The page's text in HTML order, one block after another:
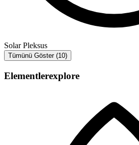
Solar Pleksus
Tümünü Göster (10)
Elementlerexplore